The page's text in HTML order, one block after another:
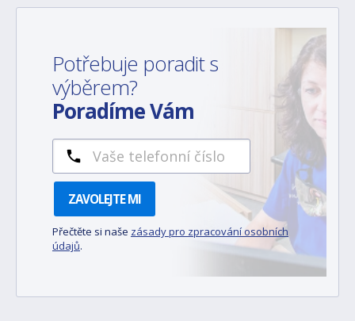
Potřebuje poradit s
výběrem?
Poradíme Vám
ZAVOLEJTE MI
Přečtěte si naše zásady pro zpracování osobních
údajů.